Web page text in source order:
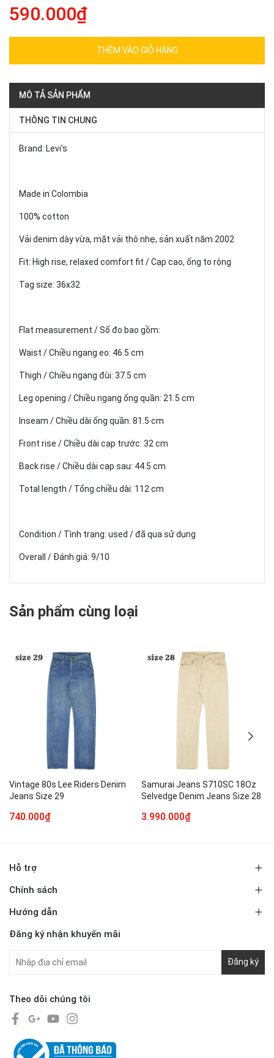
590.000₫
THÊM VÀO GIỎ HÀNG
MÔ TẢ SẢN PHẨM
THÔNG TIN CHUNG
Brand: Levi's
Made in Colombia
100% cotton
Vải denim dày vừa, mặt vải thô nhẹ, sản xuất năm 2002
Fit: High rise, relaxed comfort fit / Cạp cao, ống to rộng
Tag size: 36x32
Flat measurement / Số đo bao gồm:
Waist / Chiều ngang eo: 46.5 cm
Thigh / Chiều ngang đùi: 37.5 cm
Leg opening / Chiều ngang ống quần: 21.5 cm
Inseam / Chiều dài ống quần: 81.5 cm
Front rise / Chiều dài cạp trước: 32 cm
Back rise / Chiều dài cạp sau: 44.5 cm
Total length / Tổng chiều dài: 112 cm
Condition / Tình trạng: used / đã qua sử dụng
Overall / Đánh giá: 9/10
Sản phẩm cùng loại
Vintage 80s Lee Riders Denim
Jeans Size 29
740.000₫
Samurai Jeans S710SC 18Oz
Selvedge Denim Jeans Size 28
3.990.000₫
Hỗ trợ
Chính sách
Hướng dẫn
Đăng ký nhận khuyến mãi
Đăng ký
Theo dõi chúng tôi